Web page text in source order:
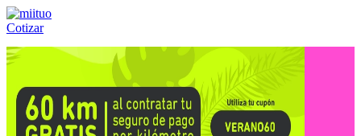
Cotizar
Llámanos al:(55) 84-21-05-00 ó